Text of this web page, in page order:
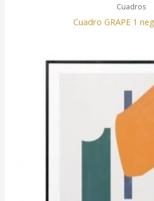
Cuadros
Cuadro GRAPE 1